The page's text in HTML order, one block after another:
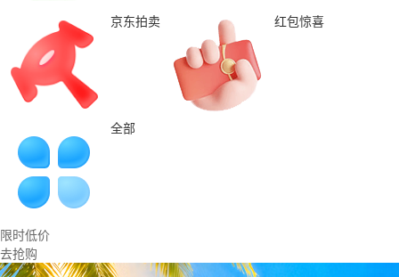
京东拍卖 红包惊喜
全部
限时低价
去抢购